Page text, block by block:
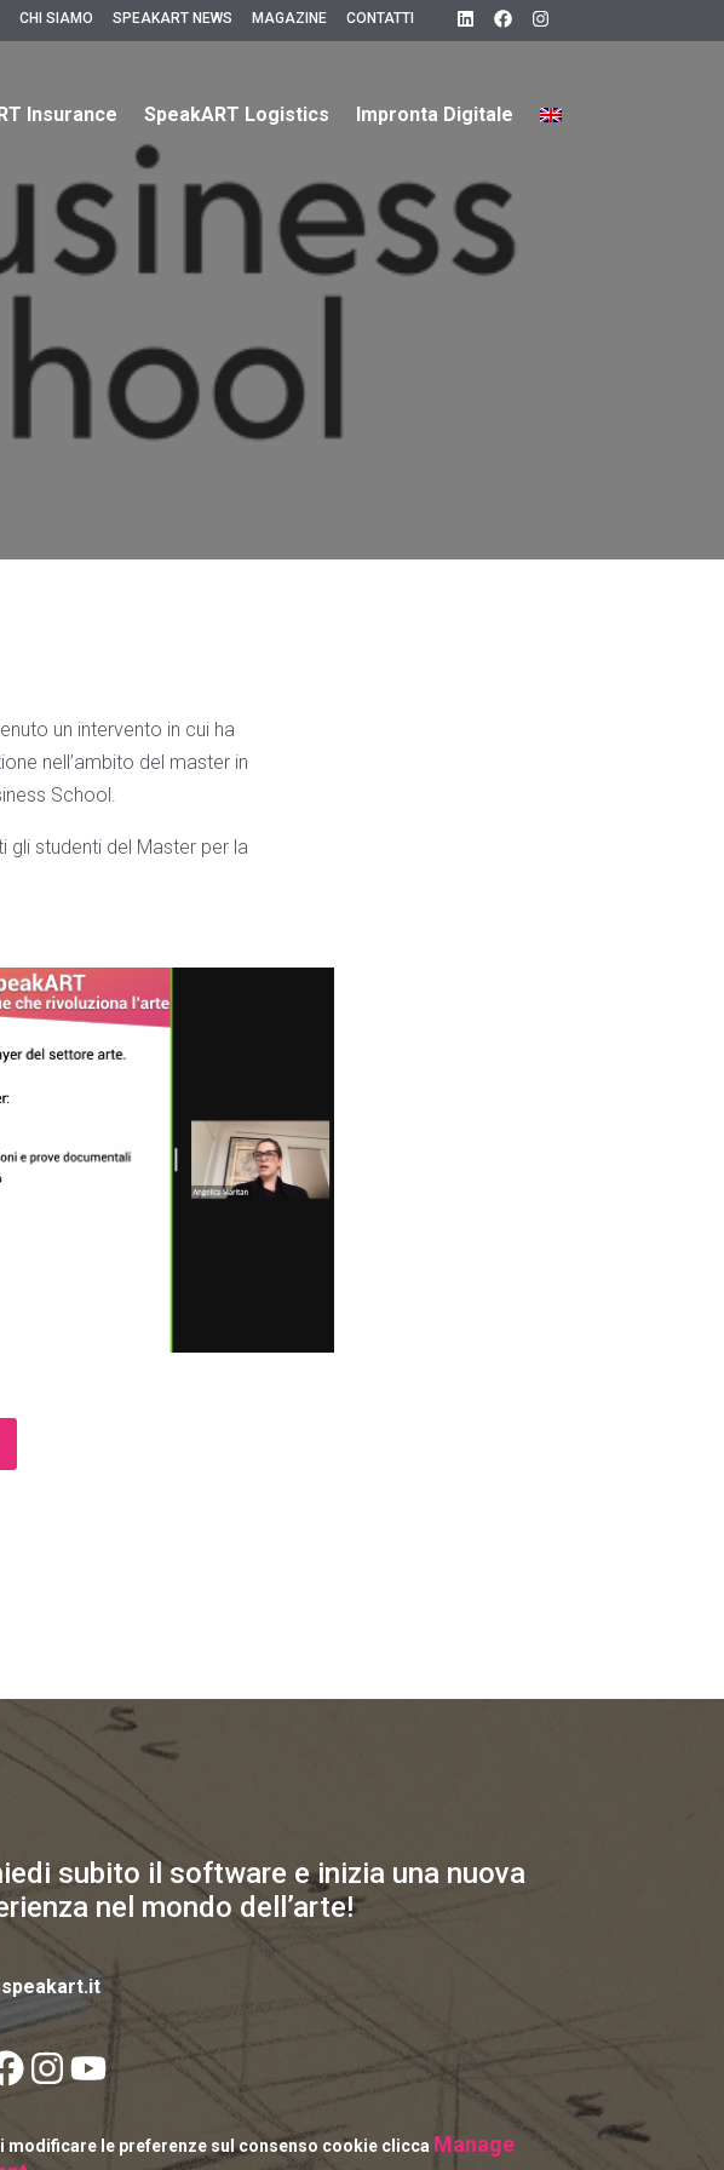
CHI SIAMO SPEAKART NEWS MAGAZINE CONTATTI
Insurance SpeakART Logistics Impronta Digitale
un intervento in cui ha
nell’ambito del master in
School.
gli studenti del Master per la
subito il software e inizia una nuova
nel mondo dell’arte!
modificare le preferenze sul consenso cookie clicca Manage